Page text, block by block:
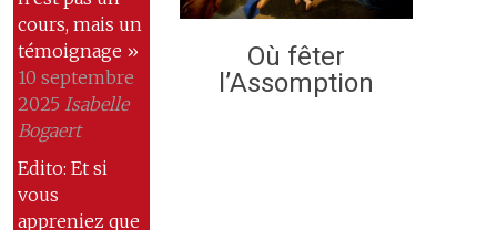
cours, mais un
témoignage »
10 septembre
2025 Isabelle
Bogaert
Edito: Et si
vous
appreniez que
Où fêter
l’Assomption